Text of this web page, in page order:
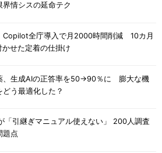
界情シスの延命テク
Copilot全庁導入で月2000時間削減 10カ月
かせた定着の仕掛け
、生成AIの正答率を50→90％に 膨大な機
どう最適化した？
「引継ぎマニュアル使えない」 200人調査
題点